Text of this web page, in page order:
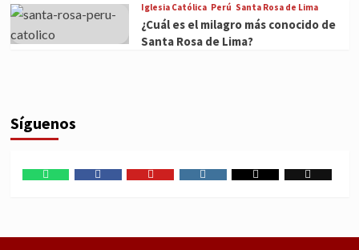
Iglesia Católica Perú Santa Rosa de Lima
¿Cuál es el milagro más conocido de
Santa Rosa de Lima?
Síguenos